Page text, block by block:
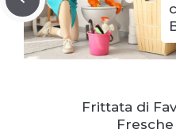
Frittata di
Fresche